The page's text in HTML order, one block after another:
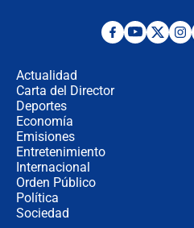
¿Por
Actualidad
Carta del Director
Deportes
Economía
Emisiones
Entretenimiento
Internacional
Orden Público
Política
Sociedad